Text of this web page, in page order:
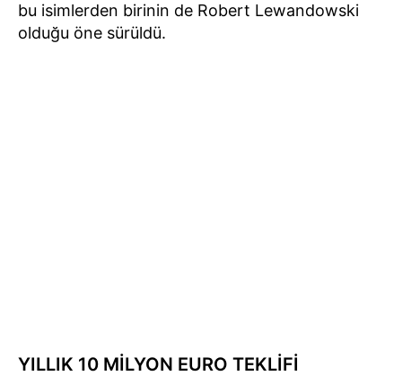
bu isimlerden birinin de Robert Lewandowski
olduğu öne sürüldü.
YILLIK 10 MİLYON EURO TEKLİFİ